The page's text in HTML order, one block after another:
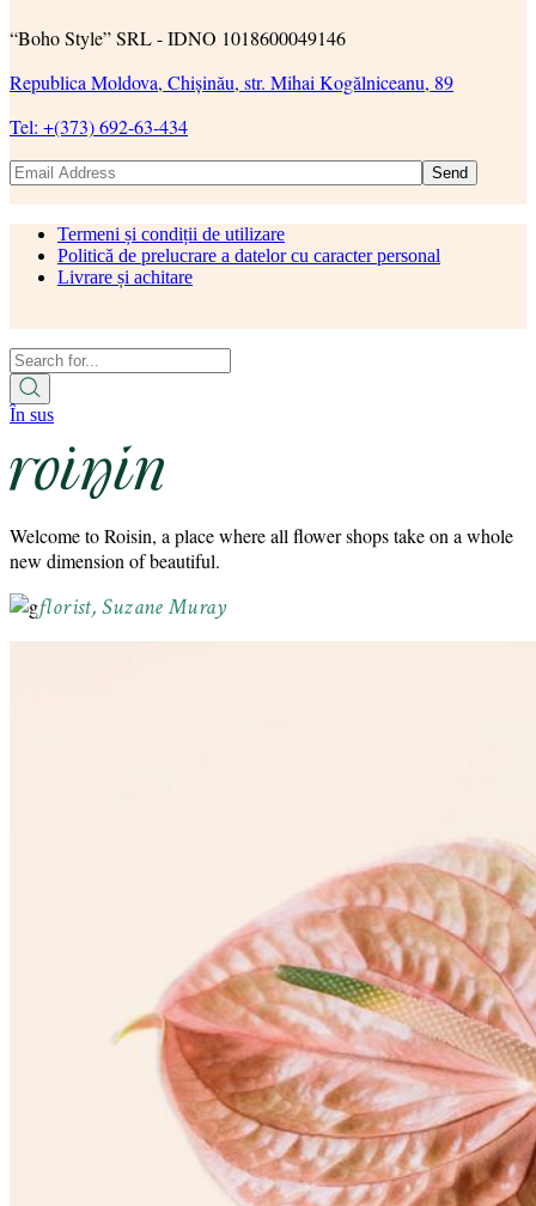
“Boho Style” SRL - IDNO 1018600049146
Republica Moldova, Chișinău, str. Mihai Kogălniceanu, 89
Tel: +(373) 692-63-434
Send
Termeni și condiții de utilizare
Politică de prelucrare a datelor cu caracter personal
Livrare și achitare
În sus
Welcome to Roisin, a place where all flower shops take on a whole
new dimension of beautiful.
florist, Suzane Muray